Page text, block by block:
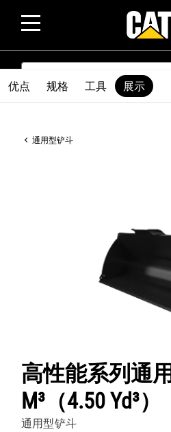
SEARCH
通用型铲斗
高性能系列通
M³（4.50 Yd³）
通用型铲斗
优点 规格 工具 展示